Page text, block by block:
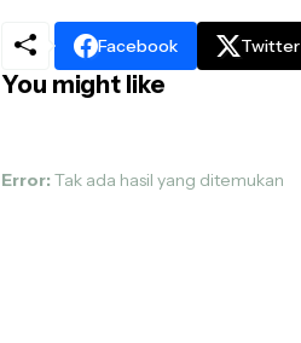
Facebook Twitter
You might like
Error: Tak ada hasil yang ditemukan